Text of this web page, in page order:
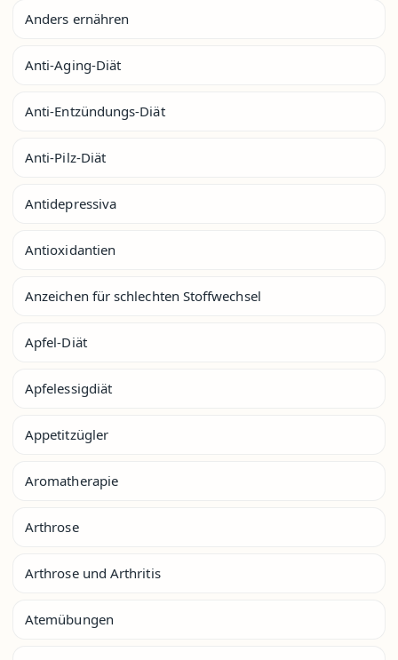
Anders ernähren
Anti-Aging-Diät
Anti-Entzündungs-Diät
Anti-Pilz-Diät
Antidepressiva
Antioxidantien
Anzeichen für schlechten Stoffwechsel
Apfel-Diät
Apfelessigdiät
Appetitzügler
Aromatherapie
Arthrose
Arthrose und Arthritis
Atemübungen